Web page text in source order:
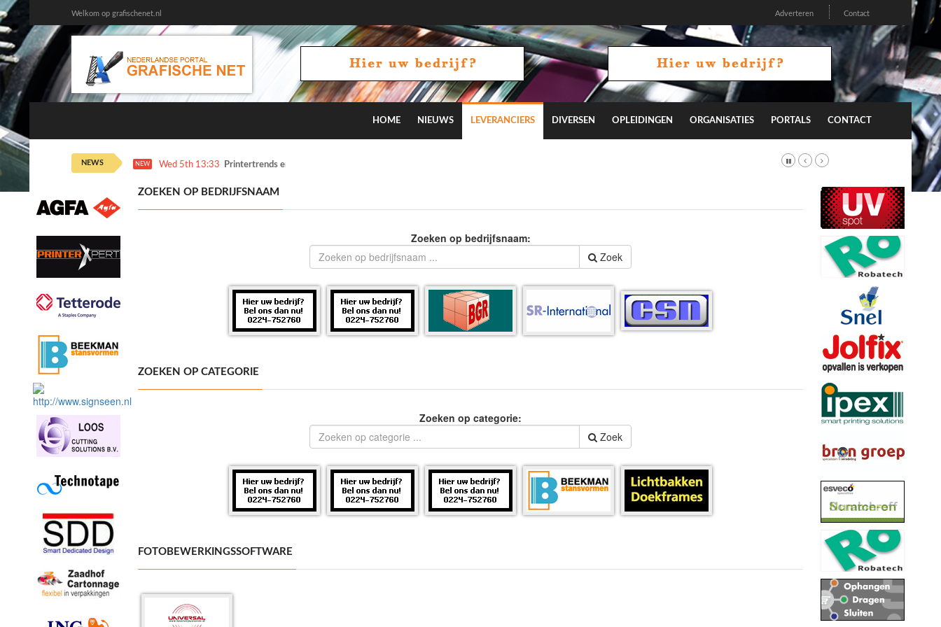
Welkom op grafischenet.nl Adverteren Contact
HOME NIEUWS LEVERANCIERS DIVERSEN OPLEIDINGEN ORGANISATIES PORTALS CONTACT
NEWS NEW Wed 5th 13:33 Printertrends en meer
ZOEKEN OP BEDRIJFSNAAM
Zoeken op bedrijfsnaam:
Zoek
ZOEKEN OP CATEGORIE
Zoeken op categorie:
Zoek
FOTOBEWERKINGSSOFTWARE